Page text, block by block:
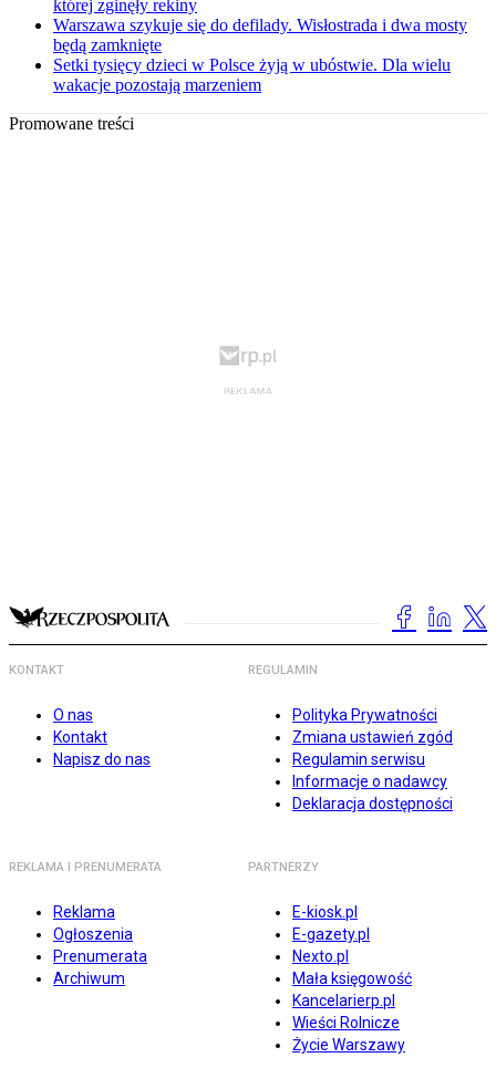
której zginęły rekiny
Warszawa szykuje się do defilady. Wisłostrada i dwa mosty
będą zamknięte
Setki tysięcy dzieci w Polsce żyją w ubóstwie. Dla wielu
wakacje pozostają marzeniem
Promowane treści
KONTAKT
O nas
Kontakt
Napisz do nas
REGULAMIN
Polityka Prywatności
Zmiana ustawień zgód
Regulamin serwisu
Informacje o nadawcy
Deklaracja dostępności
REKLAMA I PRENUMERATA
Reklama
Ogłoszenia
Prenumerata
Archiwum
PARTNERZY
E-kiosk.pl
E-gazety.pl
Nexto.pl
Mała księgowość
Kancelarierp.pl
Wieści Rolnicze
Życie Warszawy